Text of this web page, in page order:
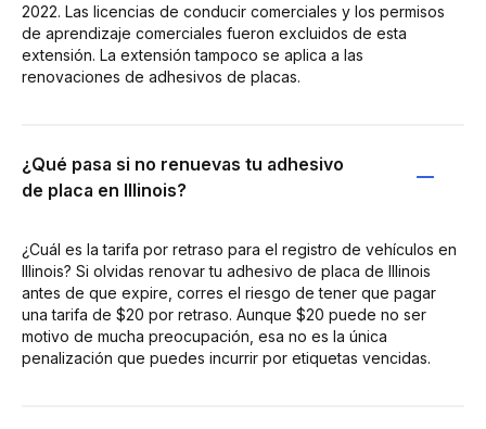
2022. Las licencias de conducir comerciales y los permisos
de aprendizaje comerciales fueron excluidos de esta
extensión. La extensión tampoco se aplica a las
renovaciones de adhesivos de placas.
¿Qué pasa si no renuevas tu adhesivo
de placa en Illinois?
¿Cuál es la tarifa por retraso para el registro de vehículos en
Illinois? Si olvidas renovar tu adhesivo de placa de Illinois
antes de que expire, corres el riesgo de tener que pagar
una tarifa de $20 por retraso. Aunque $20 puede no ser
motivo de mucha preocupación, esa no es la única
penalización que puedes incurrir por etiquetas vencidas.